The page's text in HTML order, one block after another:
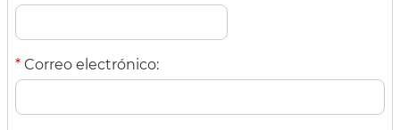
* Correo electrónico: